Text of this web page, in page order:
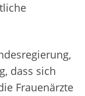
dass sich
Frauenärzte